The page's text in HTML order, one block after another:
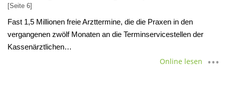
[Seite 6]
Fast 1,5 Millionen freie Arzttermine, die die Praxen in den
vergangenen zwölf Monaten an die Terminservicestellen der
Kassenärztlichen…
Online lesen